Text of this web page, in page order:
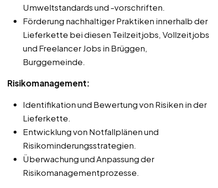
Umweltstandards und -vorschriften.
Förderung nachhaltiger Praktiken innerhalb der
Lieferkette bei diesen Teilzeitjobs, Vollzeitjobs
und Freelancer Jobs in Brüggen,
Burggemeinde.
Risikomanagement:
Identifikation und Bewertung von Risiken in der
Lieferkette.
Entwicklung von Notfallplänen und
Risikominderungsstrategien.
Überwachung und Anpassung der
Risikomanagementprozesse.